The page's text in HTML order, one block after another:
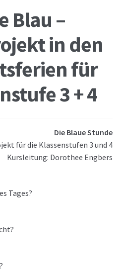
Blau –
in den
für
3 + 4
Die Blaue Stunde
für die Klassenstufen 3 und 4
Kursleitung: Dorothee Engbers
Tages?